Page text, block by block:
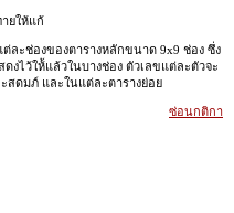
ยให้แก้
ละช่องของตารางหลักขนาด 9x9 ช่อง ซึ่ง
งไว้ให้้แล้วในบางช่อง ตัวเลขแต่ละตัวจะ
สดมภ์ และในแต่ละตารางย่อย
ซ่อนกติกา